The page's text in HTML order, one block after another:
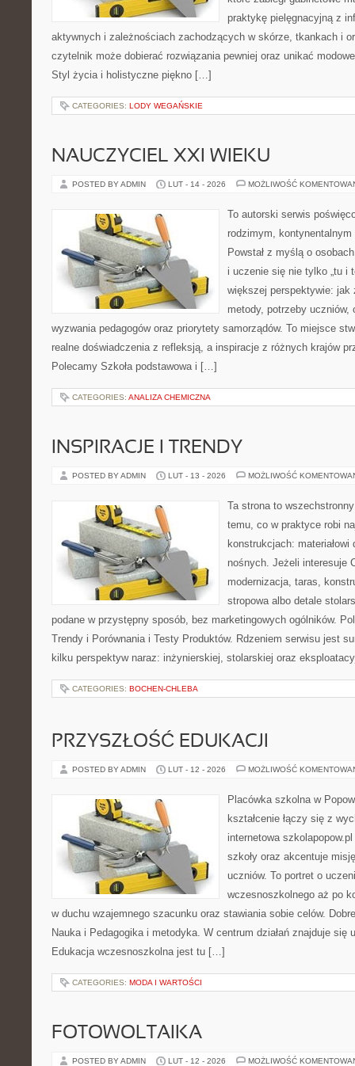
praktykę pielęgnacyjną z
aktywnych i zależnościach zachodzących w skórze, tkankach i
czytelnik może dobierać rozwiązania pewniej oraz unikać
Styl życia i holistyczne piękno […]
CATEGORIES: LODY WEGAŃSKIE
NAUCZYCIEL XXI WIEKU
POSTED BY ADMIN LUT - 14 - 2026 MOŻLIWOŚĆ
To autorski serwis
rodzimym,
Powstał z myślą o
i uczenie się nie tylko „tu i
większej perspektywie: jak
metody, potrzeby
wyzwania pedagogów oraz priorytety samorządów. To miejsce
realne doświadczenia z refleksją, a inspiracje z różnych krajów
Polecamy Szkoła podstawowa i […]
CATEGORIES: ANALIZA CHEMICZNA
INSPIRACJE I TRENDY
POSTED BY ADMIN LUT - 13 - 2026 MOŻLIWOŚĆ
Ta strona to
temu, co w praktyce robi
konstrukcjach:
nośnych. Jeżeli interesuje
modernizacja, taras,
stropowa albo detale
podane w przystępny sposób, bez marketingowych ogólników.
Trendy i Porównania i Testy Produktów. Rdzeniem serwisu jest
kilku perspektyw naraz: inżynierskiej, stolarskiej oraz
CATEGORIES: BOCHEN-CHLEBA
PRZYSZŁOŚĆ EDUKACJI
POSTED BY ADMIN LUT - 12 - 2026 MOŻLIWOŚĆ
Placówka szkolna w
kształcenie łączy się z
internetowa
szkoły oraz akcentuje
uczniów. To portret o
wczesnoszkolnego aż po
w duchu wzajemnego szacunku oraz stawiania sobie celów.
Nauka i Pedagogika i metodyka. W centrum działań znajduje się
Edukacja wczesnoszkolna jest tu […]
CATEGORIES: MODA I WARTOŚCI
FOTOWOLTAIKA
POSTED BY ADMIN LUT - 12 - 2026 MOŻLIWOŚĆ